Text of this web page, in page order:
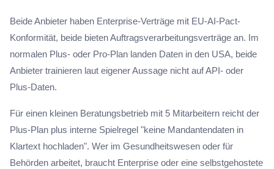
Beide Anbieter haben Enterprise-Verträge mit EU-AI-Pact-
Konformität, beide bieten Auftragsverarbeitungsverträge an. Im
normalen Plus- oder Pro-Plan landen Daten in den USA, beide
Anbieter trainieren laut eigener Aussage nicht auf API- oder
Plus-Daten.
Für einen kleinen Beratungsbetrieb mit 5 Mitarbeitern reicht der
Plus-Plan plus interne Spielregel "keine Mandantendaten in
Klartext hochladen". Wer im Gesundheitswesen oder für
Behörden arbeitet, braucht Enterprise oder eine selbstgehostete